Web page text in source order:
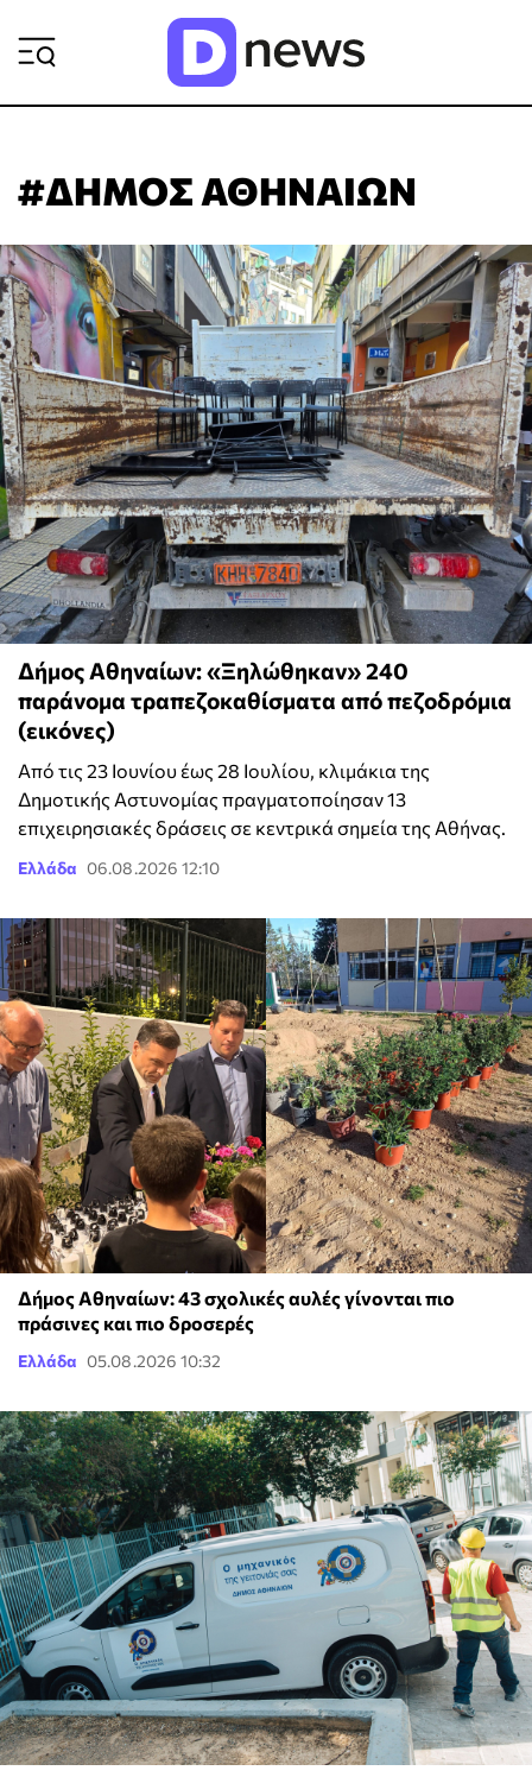
#ΔΗΜΟΣ ΑΘΗΝΑΙΩΝ
Δήμος Αθηναίων: «Ξηλώθηκαν» 240
παράνομα τραπεζοκαθίσματα από πεζοδρόμια
(εικόνες)
Από τις 23 Ιουνίου έως 28 Ιουλίου, κλιμάκια της
Δημοτικής Αστυνομίας πραγματοποίησαν 13
επιχειρησιακές δράσεις σε κεντρικά σημεία της Αθήνας.
Ελλάδα 06.08.2026 12:10
Δήμος Αθηναίων: 43 σχολικές αυλές γίνονται πιο
πράσινες και πιο δροσερές
Ελλάδα 05.08.2026 10:32